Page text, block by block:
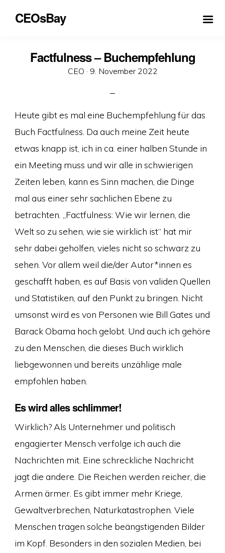
CEOsBay
Factfulness – Buchempfehlung
CEO · Veröffentlicht
9. November 2022
Heute gibt es mal eine Buchempfehlung für das
Buch Factfulness. Da auch meine Zeit heute
etwas knapp ist, ich in ca. einer halben Stunde in
ein Meeting muss und wir alle in schwierigen
Zeiten leben, kann es Sinn machen, die Dinge
mal aus einer sehr sachlichen Ebene zu
betrachten. „Factfulness: Wie wir lernen, die
Welt so zu sehen, wie sie wirklich ist“ hat mir
sehr dabei geholfen, vieles nicht so schwarz zu
sehen. Vor allem weil die/der Autor*innen es
geschafft haben, es auf Basis von validen Quellen
und Statistiken, auf den Punkt zu bringen. Nicht
umsonst wird es von Personen wie Bill Gates und
Barack Obama hoch gelobt. Und auch ich gehöre
zu den Menschen, die dieses Buch wirklich
liebgewonnen und bereits unzählige male
empfohlen haben.
Es wird alles schlimmer!
Wirklich? Als Unternehmer und politisch
engagierter Mensch verfolge ich auch die
Nachrichten mit. Eine schreckliche Nachricht
jagt die andere. Die Reichen werden reicher, die
Armen ärmer. Es gibt immer mehr Kriege,
Gewaltverbrechen, Naturkatastrophen. Viele
Menschen tragen solche beängstigenden Bilder
im Kopf. Besonders in den sozialen Medien, bei